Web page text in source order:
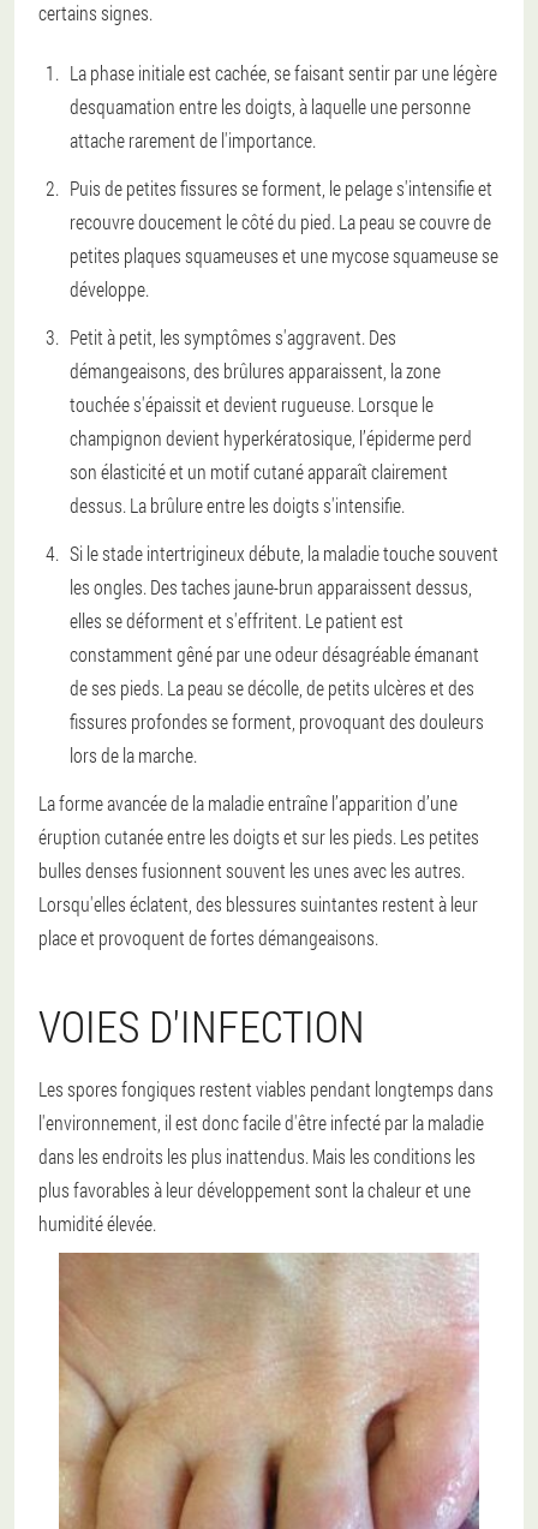
certains signes.
La phase initiale est cachée, se faisant sentir par une légère
desquamation entre les doigts, à laquelle une personne
attache rarement de l'importance.
Puis de petites fissures se forment, le pelage s'intensifie et
recouvre doucement le côté du pied. La peau se couvre de
petites plaques squameuses et une mycose squameuse se
développe.
Petit à petit, les symptômes s'aggravent. Des
démangeaisons, des brûlures apparaissent, la zone
touchée s'épaissit et devient rugueuse. Lorsque le
champignon devient hyperkératosique, l’épiderme perd
son élasticité et un motif cutané apparaît clairement
dessus. La brûlure entre les doigts s'intensifie.
Si le stade intertrigineux débute, la maladie touche souvent
les ongles. Des taches jaune-brun apparaissent dessus,
elles se déforment et s'effritent. Le patient est
constamment gêné par une odeur désagréable émanant
de ses pieds. La peau se décolle, de petits ulcères et des
fissures profondes se forment, provoquant des douleurs
lors de la marche.
La forme avancée de la maladie entraîne l’apparition d’une
éruption cutanée entre les doigts et sur les pieds. Les petites
bulles denses fusionnent souvent les unes avec les autres.
Lorsqu'elles éclatent, des blessures suintantes restent à leur
place et provoquent de fortes démangeaisons.
VOIES D'INFECTION
Les spores fongiques restent viables pendant longtemps dans
l'environnement, il est donc facile d'être infecté par la maladie
dans les endroits les plus inattendus. Mais les conditions les
plus favorables à leur développement sont la chaleur et une
humidité élevée.